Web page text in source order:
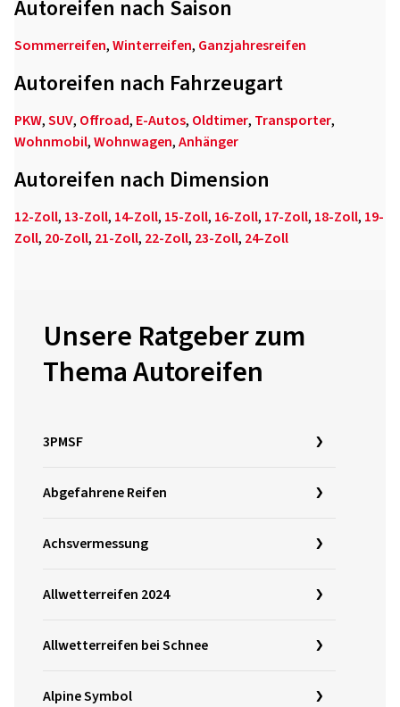
Autoreifen nach Saison
Sommerreifen,Winterreifen, Ganzjahresreifen
Autoreifen nach Fahrzeugart
PKW,SUV, Offroad, E-Autos, Oldtimer, Transporter,
Wohnmobil,Wohnwagen,Anhänger
Autoreifen nach Dimension
12-Zoll, 13-Zoll, 14-Zoll, 15-Zoll, 16-Zoll, 17-Zoll, 18-Zoll, 19-
Zoll, 20-Zoll, 21-Zoll, 22-Zoll, 23-Zoll, 24-Zoll
Unsere Ratgeber zum
Thema Autoreifen
3PMSF
Abgefahrene Reifen
Achsvermessung
Allwetterreifen 2024
Allwetterreifen bei Schnee
Alpine Symbol